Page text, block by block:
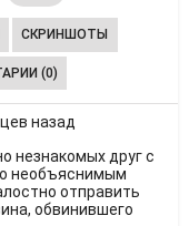
СКРИНШОТЫ
(0)
назад
незнакомых друг с
необъяснимым
отправить
обвинившего